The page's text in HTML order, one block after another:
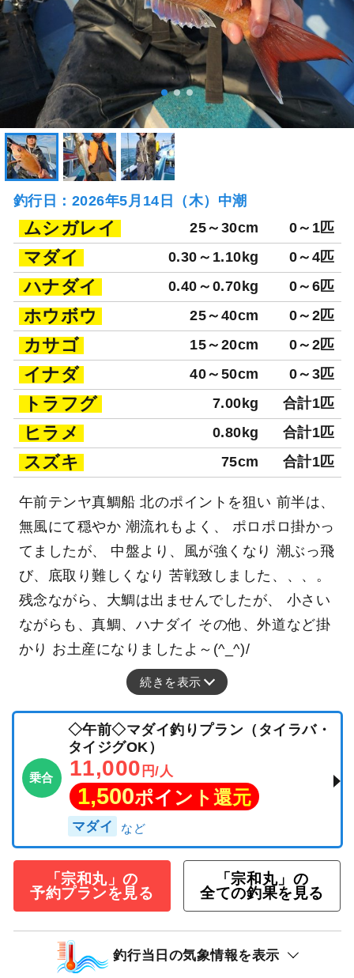
釣行日：2026年5月14日（木）中潮
ムシガレイ 25～30cm 0～1匹
マダイ 0.30～1.10kg 0～4匹
ハナダイ 0.40～0.70kg 0～6匹
ホウボウ 25～40cm 0～2匹
カサゴ 15～20cm 0～2匹
イナダ 40～50cm 0～3匹
トラフグ 7.00kg 合計1匹
ヒラメ 0.80kg 合計1匹
スズキ 75cm 合計1匹
午前テンヤ真鯛船 北のポイントを狙い 前半は、
無風にて穏やか 潮流れもよく、 ポロポロ掛かっ
てましたが、 中盤より、風が強くなり 潮ぶっ飛
び、底取り難しくなり 苦戦致しました、、、。
残念ながら、大鯛は出ませんでしたが、 小さい
ながらも、真鯛、ハナダイ その他、外道など掛
かり お土産になりましたよ～(^_^)/
続きを表示
乗合
◇午前◇マダイ釣りプラン（タイラバ・
タイジグOK）
11,000 円/人
1,500ポイント還元
マダイ
「宗和丸」の
予約プランを見る
「宗和丸」の
全ての釣果を見る
釣行当日の気象情報を表示